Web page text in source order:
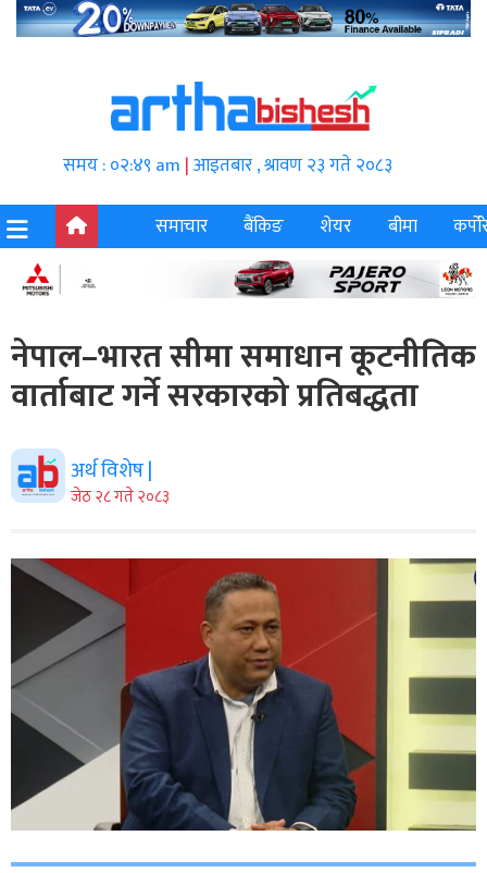
समय : ०२:४९ am |आइतबार , श्रावण २३ गते २०८३
समाचार
बैंकिङ शेयर बीमा
नेपाल–भारत सीमा समाधान कूटनीतिक
वार्ताबाट गर्ने सरकारको प्रतिबद्धता
अर्थ विशेष |
जेठ २८ गते २०८३